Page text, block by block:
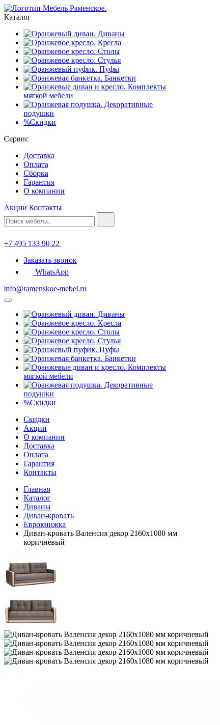
Каталог
Диваны
Кресла
Столы
Стулья
Пуфы
Банкетки
Комплекты
мягкой мебели
Декоративные
подушки
%Скидки
Сервис
Доставка
Оплата
Сборка
Гарантия
О компании
Акции Контакты
+7 495 133 90 22
Заказать звонок
WhatsApp
info@ramenskoe-mebel.ru
Диваны
Кресла
Столы
Стулья
Пуфы
Банкетки
Комплекты
мягкой мебели
Декоративные
подушки
%Скидки
Скидки
Акции
О компании
Доставка
Оплата
Гарантия
Контакты
Главная
Каталог
Диваны
Диван-кровать
Еврокнижка
Диван-кровать Валенсия декор 2160х1080 мм
коричневый